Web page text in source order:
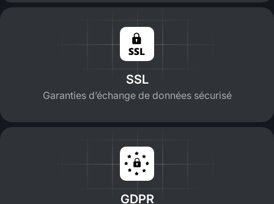
SSL
Garanties d’échange de données sécurisé
GDPR